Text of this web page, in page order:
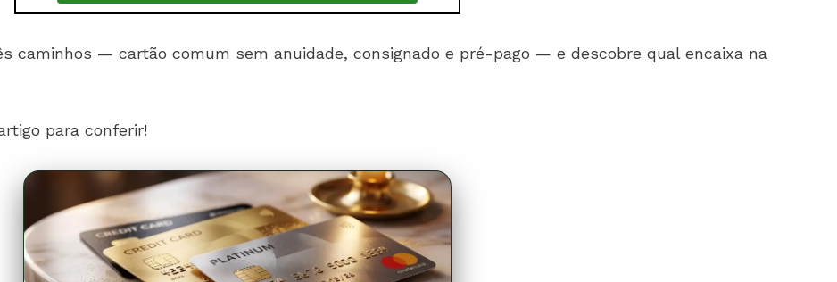
caminhos — cartão comum sem anuidade, consignado e pré-pago — e descobre qual encaixa na
para conferir!